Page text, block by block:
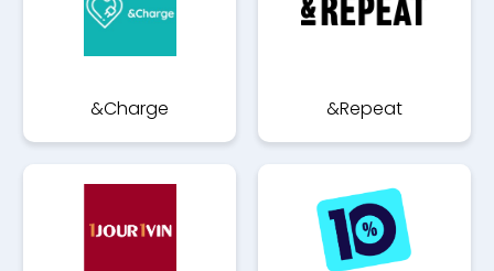
&Charge &Repeat